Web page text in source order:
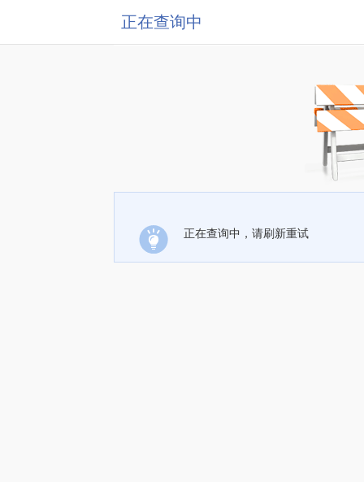
正在查询中
正在查询中，请刷新重试